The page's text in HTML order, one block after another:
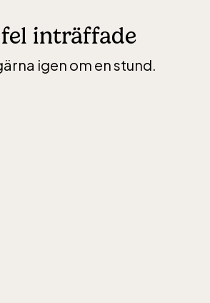
inträffade
igen om en stund.